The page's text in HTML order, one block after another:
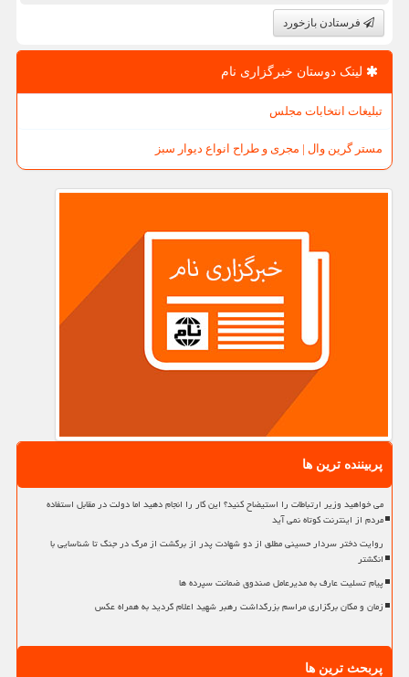
فرستادن بازخورد
لینک دوستان خبرگزاری نام
تبلیغات انتخابات مجلس
مستر گرین وال | مجری و طراح انواع دیوار سبز
پربیننده ترین ها
می خواهید وزیر ارتباطات را استیضاح کنید؟ این کار را انجام دهید اما دولت در مقابل استفاده
مردم از اینترنت کوتاه نمی آید
روایت دختر سردار حسینی مطلق از دو شهادت پدر از برگشت از مرگ در جنگ تا شناسایی با
انگشتر
پیام تسلیت عارف به مدیرعامل صندوق ضمانت سپرده ها
زمان و مکان برگزاری مراسم بزرگداشت رهبر شهید اعلام گردید به همراه عکس
پربحث ترین ها